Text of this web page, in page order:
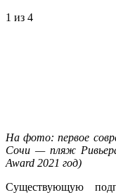
1 из 4
На фото: первое
Сочи — пляж
Award 2021 год)
Существующую